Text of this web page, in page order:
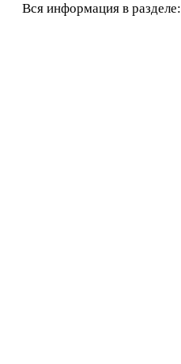
Вся информация в разделе: